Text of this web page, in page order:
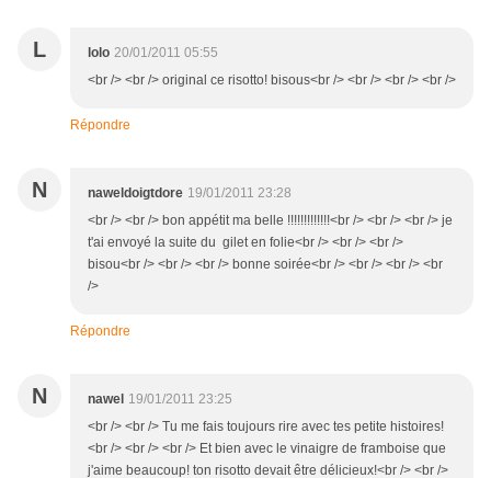
L lolo 20/01/2011 05:55
<br /> <br /> original ce risotto! bisous<br /> <br /> <br /> <br />
Répondre
N naweldoigtdore 19/01/2011 23:28
<br /> <br /> bon appétit ma belle !!!!!!!!!!!!!<br /> <br /> <br /> je
t'ai envoyé la suite du gilet en folie<br /> <br /> <br />
bisou<br /> <br /> <br /> bonne soirée<br /> <br /> <br /> <br
/>
Répondre
N nawel 19/01/2011 23:25
<br /> <br /> Tu me fais toujours rire avec tes petite histoires!
<br /> <br /> <br /> Et bien avec le vinaigre de framboise que
j'aime beaucoup! ton risotto devait être délicieux!<br /> <br />